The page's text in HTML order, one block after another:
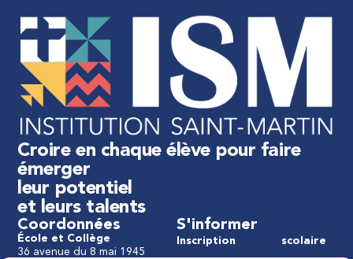
Croire en chaque élève pour faire
émerger
leur potentiel
et leurs talents
Coordonnées
École et Collège
36 avenue du 8 mai 1945
S'informer
Inscription scolaire